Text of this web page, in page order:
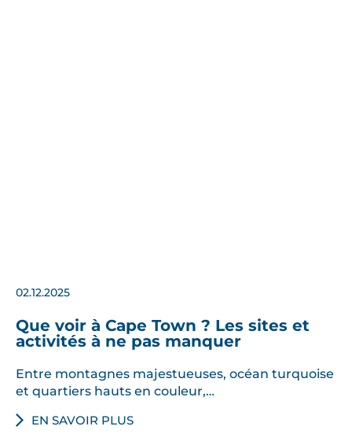
02.12.2025
Que voir à Cape Town ? Les sites et
activités à ne pas manquer
Entre montagnes majestueuses, océan turquoise
et quartiers hauts en couleur,…
EN SAVOIR PLUS